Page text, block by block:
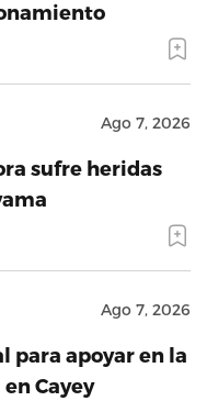
Ago 7, 2026
sufre heridas
Ago 7, 2026
para apoyar en la
Cayey